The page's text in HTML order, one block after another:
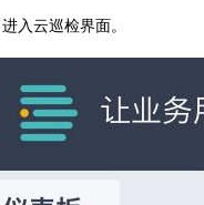
入云巡检界面。